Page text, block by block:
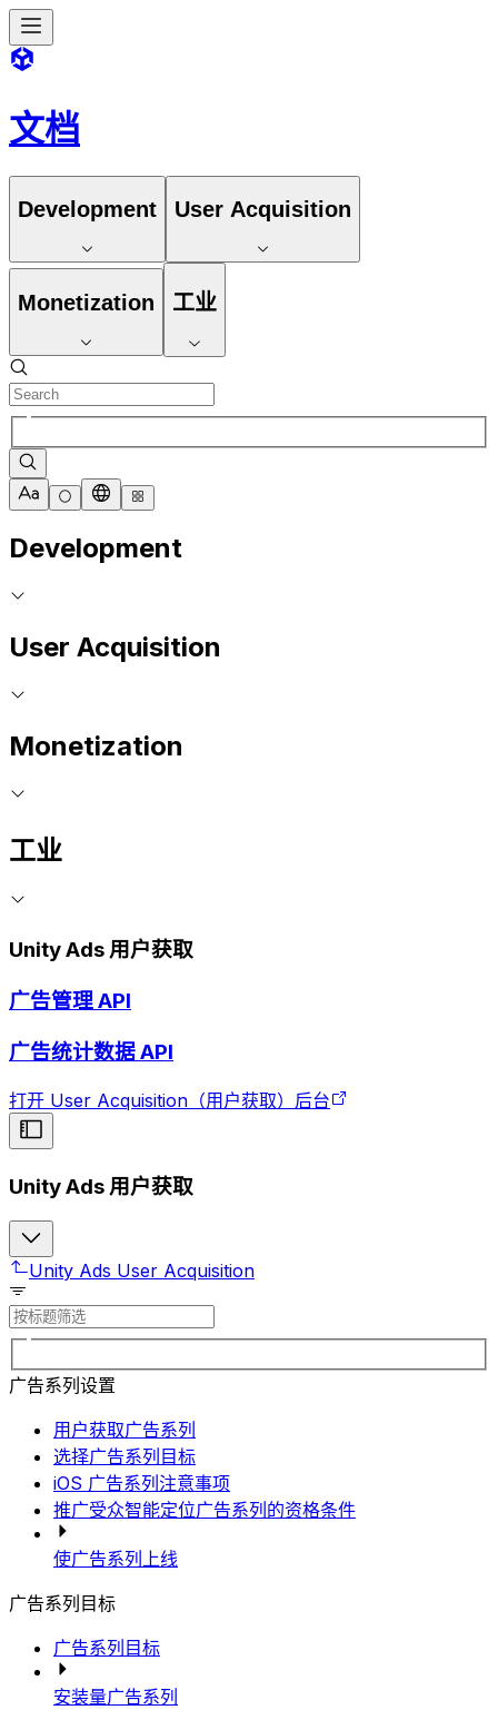
文档
Development User Acquisition
Monetization 工业
Development
User Acquisition
Monetization
工业
Unity Ads 用户获取
广告管理 API
广告统计数据 API
打开 User Acquisition（用户获取）后台
Unity Ads 用户获取
Unity Ads User Acquisition
广告系列设置
用户获取广告系列
选择广告系列目标
iOS 广告系列注意事项
推广受众智能定位广告系列的资格条件
使广告系列上线
广告系列目标
广告系列目标
安装量广告系列